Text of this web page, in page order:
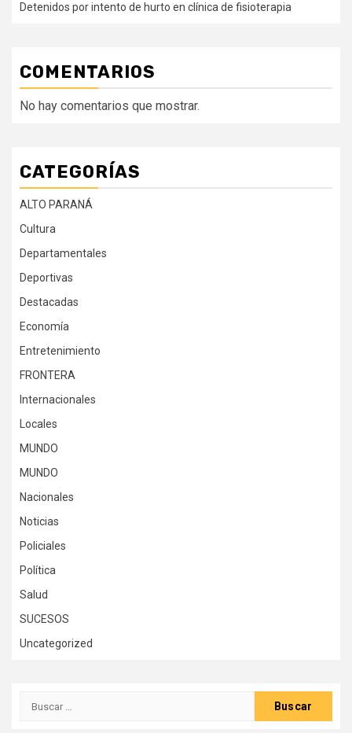
Detenidos por intento de hurto en clínica de fisioterapia
COMENTARIOS
No hay comentarios que mostrar.
CATEGORÍAS
ALTO PARANÁ
Cultura
Departamentales
Deportivas
Destacadas
Economía
Entretenimiento
FRONTERA
Internacionales
Locales
MUNDO
MUNDO
Nacionales
Noticias
Policiales
Política
Salud
SUCESOS
Uncategorized
Buscar: